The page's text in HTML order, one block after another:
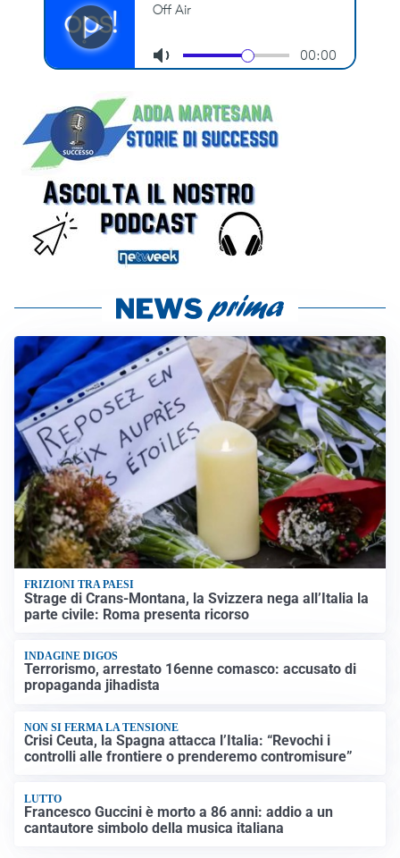
FRIZIONI TRA PAESI
Strage di Crans-Montana, la Svizzera nega all’Italia la
parte civile: Roma presenta ricorso
INDAGINE DIGOS
Terrorismo, arrestato 16enne comasco: accusato di
propaganda jihadista
NON SI FERMA LA TENSIONE
Crisi Ceuta, la Spagna attacca l’Italia: “Revochi i
controlli alle frontiere o prenderemo contromisure”
LUTTO
Francesco Guccini è morto a 86 anni: addio a un
cantautore simbolo della musica italiana